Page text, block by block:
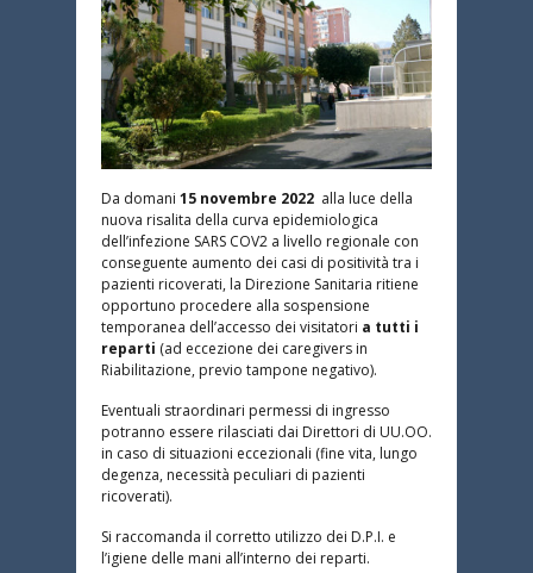
Da domani 15 novembre 2022alla luce della
nuova risalita della curva epidemiologica
dell’infezione SARS COV2 a livello regionale con
conseguente aumento dei casi di positività tra i
pazienti ricoverati, la Direzione Sanitaria ritiene
opportuno procedere alla sospensione
temporanea dell’accesso dei visitatori a tutti i
reparti (ad eccezione dei caregivers in
Riabilitazione, previo tampone negativo).
Eventuali straordinari permessi di ingresso
potranno essere rilasciati dai Direttori di UU.OO.
in caso di situazioni eccezionali (fine vita, lungo
degenza, necessità peculiari di pazienti
ricoverati).
Si raccomanda il corretto utilizzo dei D.P.I. e
l’igiene delle mani all’interno dei reparti.